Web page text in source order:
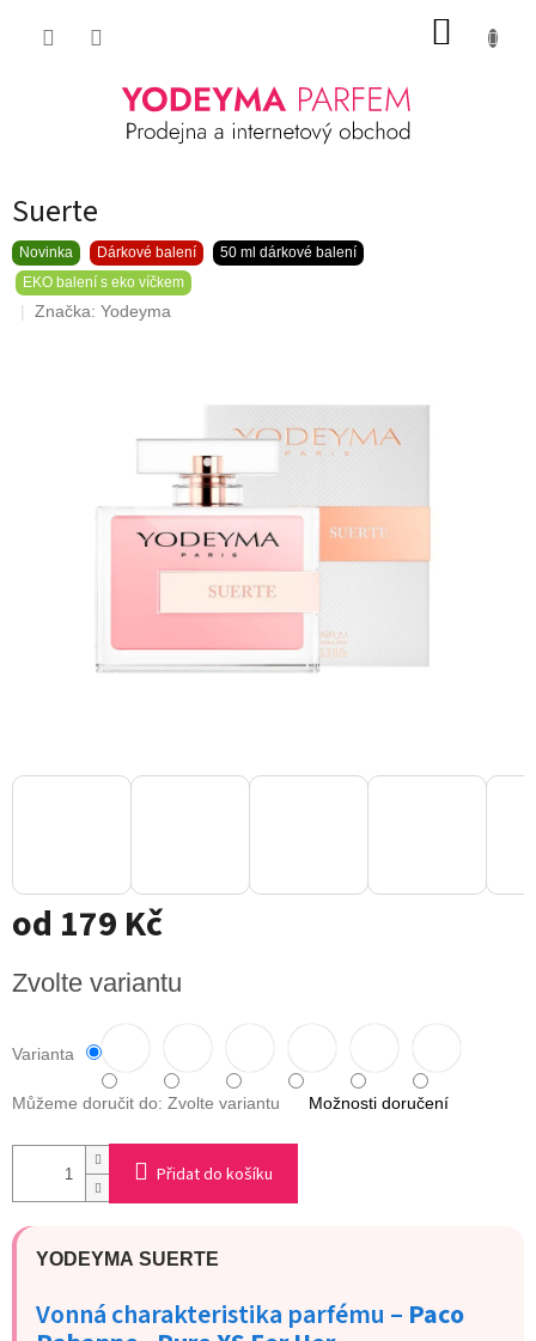
Suerte
Novinka Dárkové balení
50 ml dárkové balení
EKO balení s eko víčkem
Značka: Yodeyma
od 179 Kč
cena:
Zvolte variantu
Varianta
Můžeme doručit do: Zvolte variantu Možnosti doručení
Přidat do košíku
YODEYMA SUERTE
Vonná charakteristika parfému – Paco